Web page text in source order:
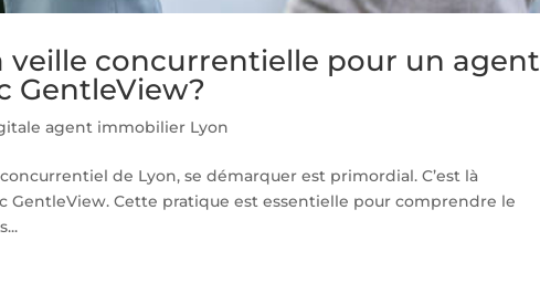
veille concurrentielle pour un agent
GentleView?
agent immobilier Lyon
de Lyon, se démarquer est primordial. C’est là
GentleView. Cette pratique est essentielle pour comprendre le